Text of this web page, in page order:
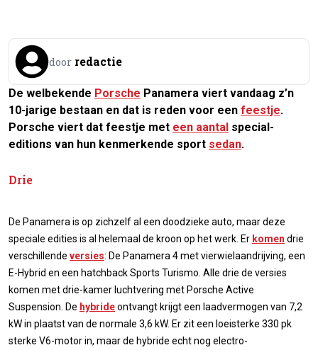
door redactie
De welbekende Porsche Panamera viert vandaag z’n
10-jarige bestaan en dat is reden voor een feestje.
Porsche viert dat feestje met een aantal special-
editions van hun kenmerkende sport sedan.
Drie
De Panamera is op zichzelf al een doodzieke auto, maar deze
speciale edities is al helemaal de kroon op het werk. Er komen drie
verschillende versies: De Panamera 4 met vierwielaandrijving, een
E-Hybrid en een hatchback Sports Turismo. Alle drie de versies
komen met drie-kamer luchtvering met Porsche Active
Suspension. De hybrideontvangt krijgt een laadvermogen van 7,2
kW in plaatst van de normale 3,6 kW. Er zit een loeisterke 330 pk
sterke V6-motor in, maar de hybride echt nog electro-